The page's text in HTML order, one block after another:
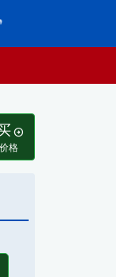
arrow_circle_right
格